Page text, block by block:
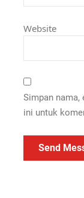
Website
Simpan nama,
ini untuk